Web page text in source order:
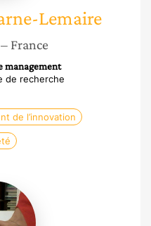
Lemaire
– France
management
de recherche
de l’innovation